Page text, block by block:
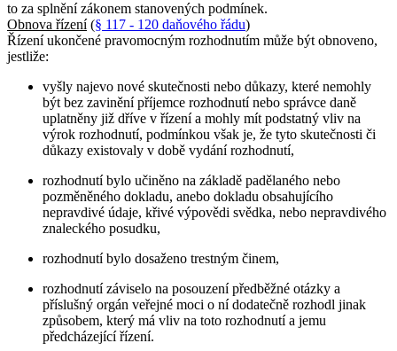
to za splnění zákonem stanovených podmínek.
Obnova řízení(§ 117 - 120 daňového řádu)
Řízení ukončené pravomocným rozhodnutím může být obnoveno,
jestliže:
vyšly najevo nové skutečnosti nebo důkazy, které nemohly
být bez zavinění příjemce rozhodnutí nebo správce daně
uplatněny již dříve v řízení a mohly mít podstatný vliv na
výrok rozhodnutí, podmínkou však je, že tyto skutečnosti či
důkazy existovaly v době vydání rozhodnutí,
rozhodnutí bylo učiněno na základě padělaného nebo
pozměněného dokladu, anebo dokladu obsahujícího
nepravdivé údaje, křivé výpovědi svědka, nebo nepravdivého
znaleckého posudku,
rozhodnutí bylo dosaženo trestným činem,
rozhodnutí záviselo na posouzení předběžné otázky a
příslušný orgán veřejné moci o ní dodatečně rozhodl jinak
způsobem, který má vliv na toto rozhodnutí a jemu
předcházející řízení.